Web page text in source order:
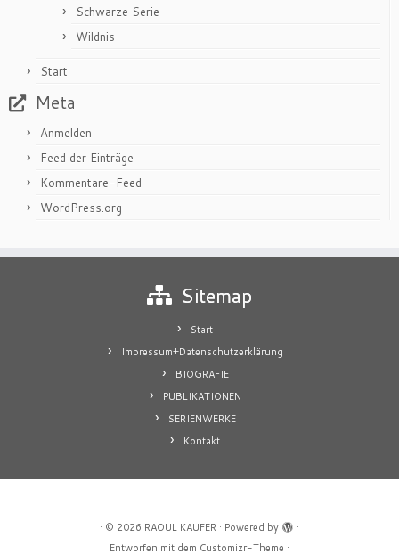
Schwarze Serie
Wildnis
Start
Meta
Anmelden
Feed der Einträge
Kommentare-Feed
WordPress.org
Sitemap
Start
Impressum+Datenschutzerklärung
BIOGRAFIE
PUBLIKATIONEN
SERIENWERKE
Kontakt
· © 2026 RAOUL KAUFER · Powered by
·
Entworfen mit dem Customizr-Theme ·